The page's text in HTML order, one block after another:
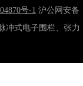
号-1 沪公网安备
冲式电子围栏、张力